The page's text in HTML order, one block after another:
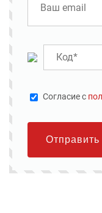
Cогласие с
Отправить